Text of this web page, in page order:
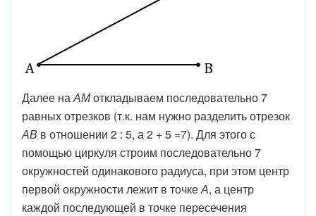
Далее наАМоткладываем последовательно 7
равных отрезков (т.к. нам нужно разделить отрезок
АВ в отношении 2 : 5, а 2 + 5 =7). Для этого с
помощью циркуля строим последовательно 7
окружностей одинакового радиуса, при этом центр
первой окружности лежит в точкеА, а центр
каждой последующей в точке пересечения